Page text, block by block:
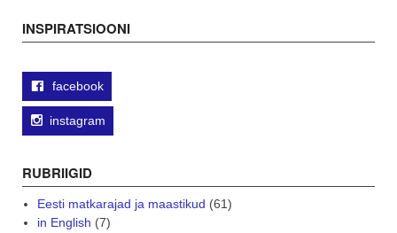
INSPIRATSIOONI
facebook
instagram
RUBRIIGID
Eesti matkarajad ja maastikud (61)
in English (7)